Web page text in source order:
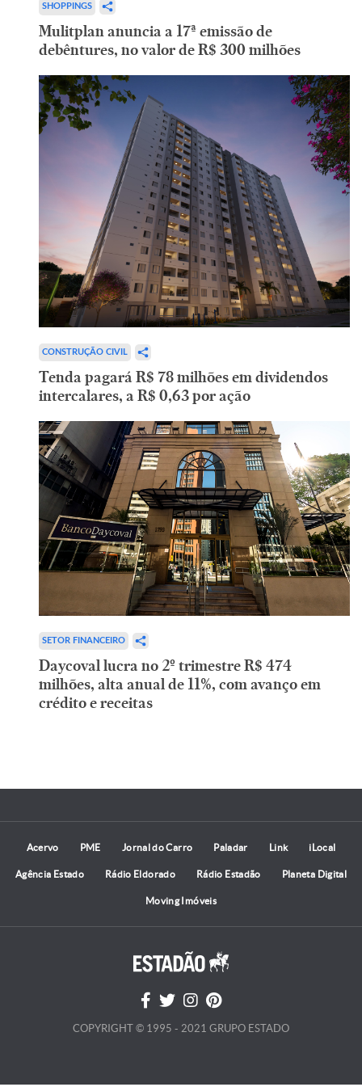
SHOPPINGS
Mulitplan anuncia a 17ª emissão de
debêntures, no valor de R$ 300 milhões
CONSTRUÇÃO CIVIL
Tenda pagará R$ 78 milhões em dividendos
intercalares, a R$ 0,63 por ação
SETOR FINANCEIRO
Daycoval lucra no 2º trimestre R$ 474
milhões, alta anual de 11%, com avanço em
crédito e receitas
Acervo PME Jornal do Carro Paladar Link iLocal
Agência Estado Rádio Eldorado Rádio Estadão Planeta Digital
Moving Imóveis
COPYRIGHT © 1995 - 2021 GRUPO ESTADO